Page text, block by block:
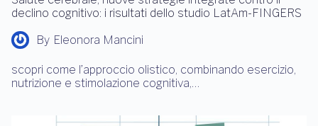
declino cognitivo: i risultati dello studio LatAm-FINGERS
By Eleonora Mancini
scopri come l’approccio olistico, combinando esercizio,
nutrizione e stimolazione cognitiva,…